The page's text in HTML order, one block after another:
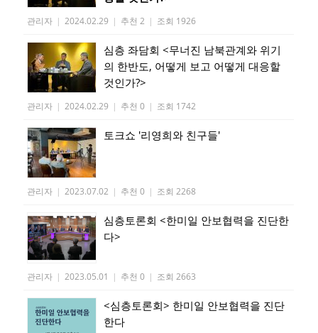
관리자 | 2024.02.29 | 추천 2 | 조회 1926
심층 좌담회 <무너진 남북관계와 위기
의 한반도, 어떻게 보고 어떻게 대응할
것인가?>
관리자 | 2024.02.29 | 추천 0 | 조회 1742
토크쇼 '리영희와 친구들'
관리자 | 2023.07.02 | 추천 0 | 조회 2268
심층토론회 <한미일 안보협력을 진단한
다>
관리자 | 2023.05.01 | 추천 0 | 조회 2663
<심층토론회> 한미일 안보협력을 진단
한다